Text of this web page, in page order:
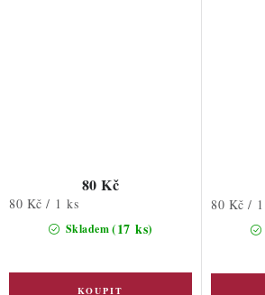
Skladem(17 ks)
80 Kč
Měrná
80 Kč / 1 ks
Měrná
80 Kč /